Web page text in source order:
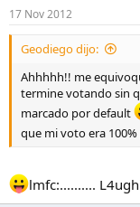
17 Nov 2012
Geodiego dijo:
Ahhhhh!! me
termine votando sin
marcado por default
que mi voto era 100%
lmfc:..........